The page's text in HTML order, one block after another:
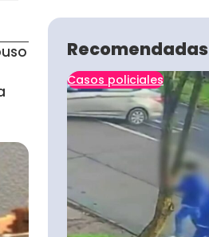
Recomendadas
Casos policiales